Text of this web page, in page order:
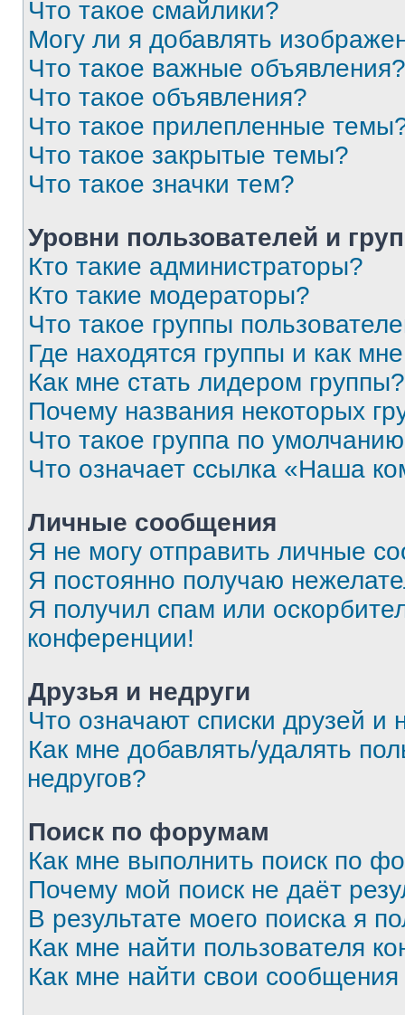
Что такое смайлики?
Могу ли я добавлять
Что такое важные объявления?
Что такое объявления?
Что такое прилепленные
Что такое закрытые темы?
Что такое значки тем?
Уровни пользователей и
Кто такие администраторы?
Кто такие модераторы?
Что такое группы
Где находятся группы и как
Как мне стать лидером группы?
Почему названия некоторых
Что такое группа по
Что означает ссылка «Наша
Личные сообщения
Я не могу отправить личные
Я постоянно получаю
Я получил спам или
конференции!
Друзья и недруги
Что означают списки друзей и
Как мне добавлять/удалять
недругов?
Поиск по форумам
Как мне выполнить поиск по
Почему мой поиск не даёт
В результате моего поиска я
Как мне найти пользователя
Как мне найти свои